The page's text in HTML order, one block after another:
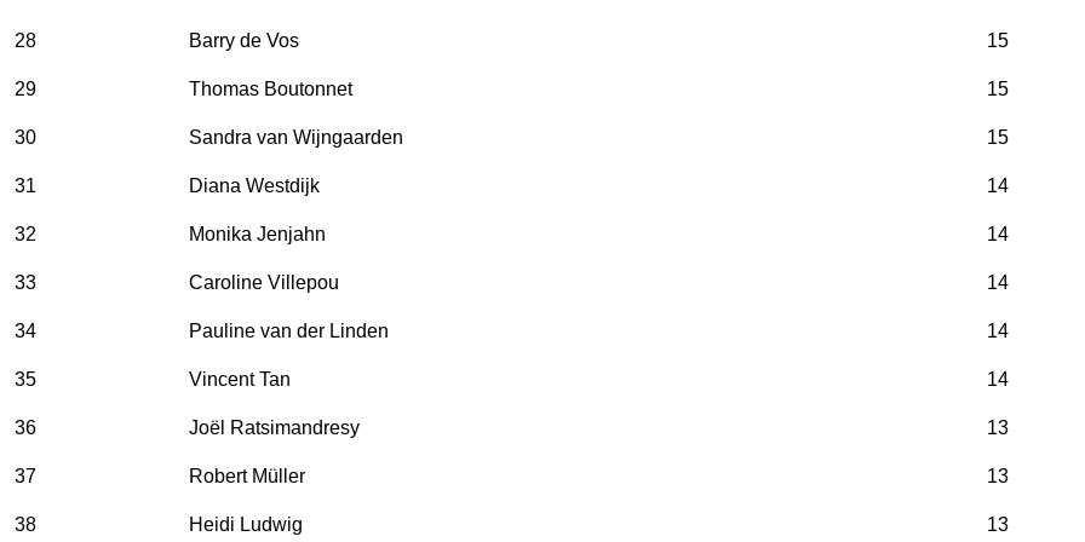
28 Barry de Vos 15
29 Thomas Boutonnet 15
30 Sandra van Wijngaarden 15
31 Diana Westdijk 14
32 Monika Jenjahn 14
33 Caroline Villepou 14
34 Pauline van der Linden 14
35 Vincent Tan 14
36 Joël Ratsimandresy 13
37 Robert Müller 13
38 Heidi Ludwig 13